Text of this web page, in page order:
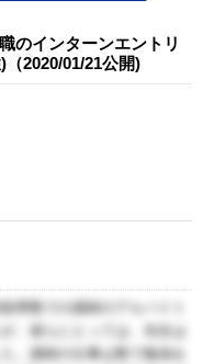
のインターンエントリ
2020/01/21公開)
導塾での講師のアルバイト
、彼らにとっては、先生は
。講師の仕事は塾で勉強を